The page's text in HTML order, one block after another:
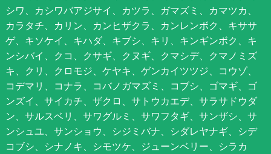
シワ、カシワバアジサイ、カツラ、ガマズミ、カマツカ、
カラタチ、カリン、カンヒザクラ、カンレンボク、キササ
ゲ、キソケイ、キハダ、キブシ、キリ、キンギンボク、キ
ンシバイ、クコ、クサギ、クヌギ、クマシデ、クマノミズ
キ、クリ、クロモジ、ケヤキ、ゲンカイツツジ、コウゾ、
コデマリ、コナラ、コバノガマズミ、コブシ、ゴマギ、ゴ
ンズイ、サイカチ、ザクロ、サトウカエデ、サラサドウダ
ン、サルスベリ、サワグルミ、サワフタギ、サンザシ、サ
ンシュユ、サンショウ、シジミバナ、シダレヤナギ、シデ
コブシ、シナノキ、シモツケ、ジューンベリー、シラカ